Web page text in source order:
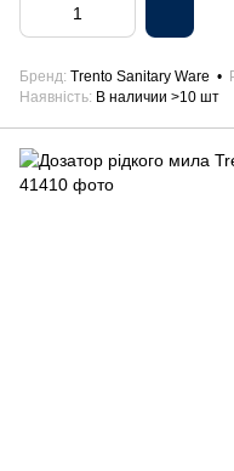
Бренд Trento Sanitary Ware
Наявність В наличии >10 шт